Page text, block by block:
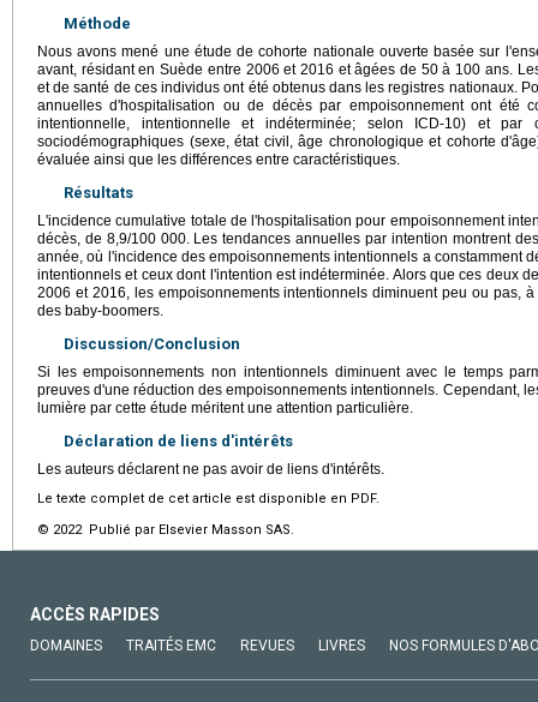
Méthode
Nous avons mené une étude de cohorte nationale ouverte basée sur
avant, résidant en Suède entre 2006 et 2016 et âgées de 50 à 100 ans.
et de santé de ces individus ont été obtenus dans les registres nationaux.
annuelles d'hospitalisation ou de décès par empoisonnement ont été
intentionnelle, intentionnelle et indéterminée; selon ICD-10) et par
sociodémographiques (sexe, état civil, âge chronologique et cohorte
évaluée ainsi que les différences entre caractéristiques.
Résultats
L'incidence cumulative totale de l'hospitalisation pour empoisonnement
décès, de 8,9/100 000. Les tendances annuelles par intention montrent
année, où l'incidence des empoisonnements intentionnels a constamment
intentionnels et ceux dont l'intention est indéterminée. Alors que ces deux
2006 et 2016, les empoisonnements intentionnels diminuent peu ou pas,
des baby-boomers.
Discussion/Conclusion
Si les empoisonnements non intentionnels diminuent avec le temps
preuves d'une réduction des empoisonnements intentionnels. Cependant,
lumière par cette étude méritent une attention particulière.
Déclaration de liens d'intérêts
Les auteurs déclarent ne pas avoir de liens d'intérêts.
Le texte complet de cet article est disponible en PDF.
© 2022 Publié par Elsevier Masson SAS.
ACCÈS RAPIDES
DOMAINES TRAITÉS EMC REVUES LIVRES NOS FORMULES